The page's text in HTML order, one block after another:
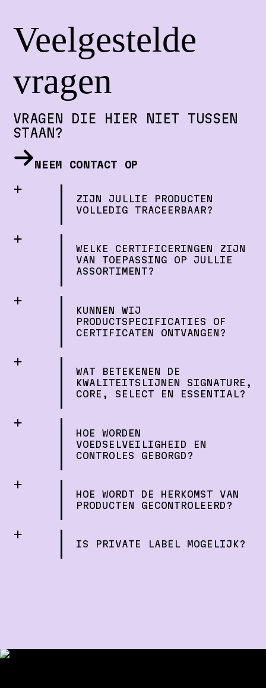
Veelgestelde
vragen
VRAGEN DIE HIER NIET TUSSEN
STAAN?
NEEM CONTACT OP
ZIJN JULLIE PRODUCTEN
VOLLEDIG TRACEERBAAR?
WELKE CERTIFICERINGEN ZIJN
VAN TOEPASSING OP JULLIE
ASSORTIMENT?
KUNNEN WIJ
PRODUCTSPECIFICATIES OF
CERTIFICATEN ONTVANGEN?
WAT BETEKENEN DE
KWALITEITSLIJNEN SIGNATURE,
CORE, SELECT EN ESSENTIAL?
HOE WORDEN
VOEDSELVEILIGHEID EN
CONTROLES GEBORGD?
HOE WORDT DE HERKOMST VAN
PRODUCTEN GECONTROLEERD?
IS PRIVATE LABEL MOGELIJK?